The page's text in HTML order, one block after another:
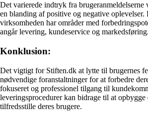
Det varierede indtryk fra brugeranmeldelserne
en blanding af positive og negative oplevelser.
virksomheden har områder med
angår levering, kundeservice og markedsføring.
Konklusion:
Det vigtigt for Stiften.dk at lytte til brugernes
nødvendige foranstaltninger for at forbedre
fokuseret og professionel tilgang til
leveringsprocedurer kan bidrage til at opbygge
tilfredsstille deres brugere.